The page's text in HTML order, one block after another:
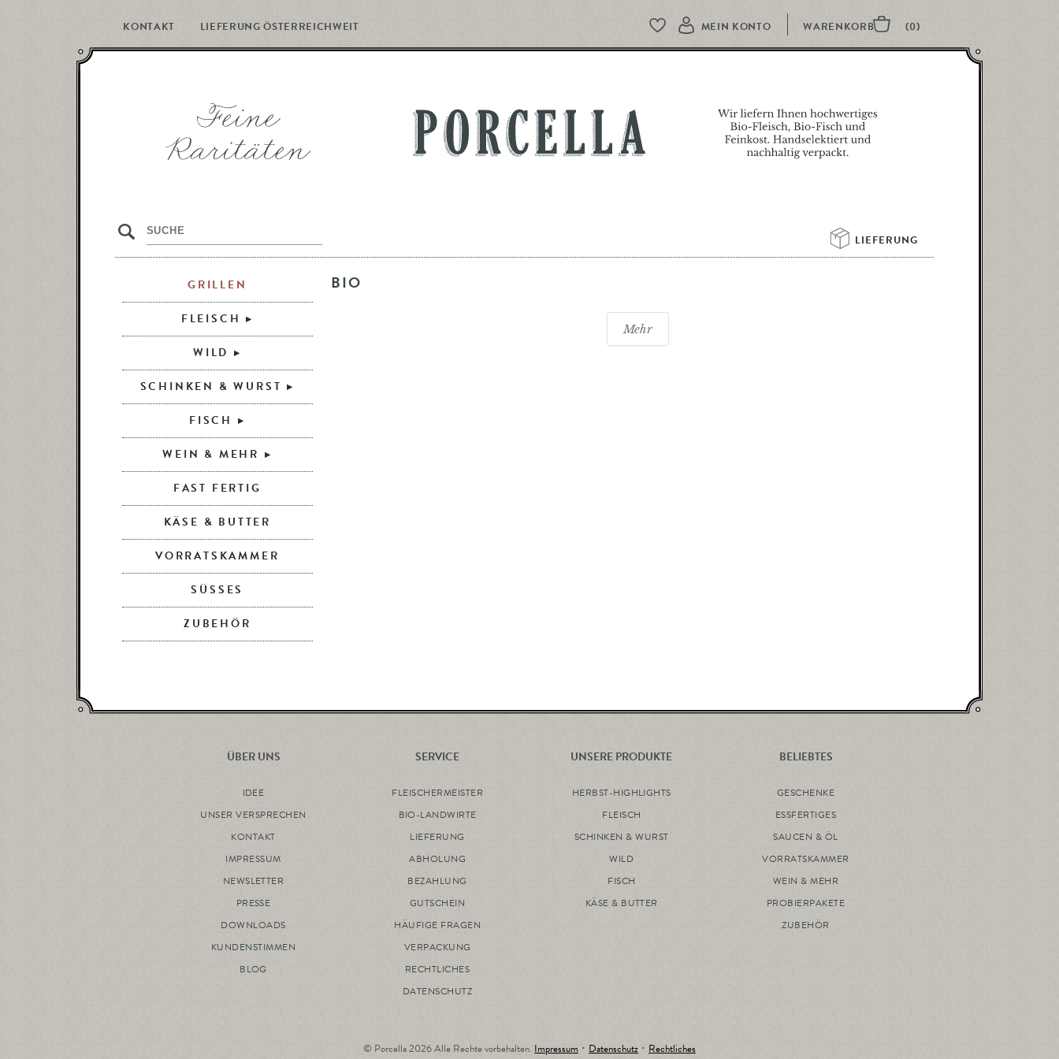
KONTAKT LIEFERUNG ÖSTERREICHWEIT
PORCELLA
MEIN KONTO
LIEFERUNG
s
BIO
Mehr
GRILLEN
FLEISCH
WILD
SCHINKEN & WURST
FISCH
WEIN & MEHR
FAST FERTIG
KÄSE & BUTTER
VORRATSKAMMER
SÜSSES
ZUBEHÖR
ÜBER UNS
IDEE
UNSER VERSPRECHEN
KONTAKT
IMPRESSUM
NEWSLETTER
PRESSE
DOWNLOADS
KUNDENSTIMMEN
BLOG
SERVICE
FLEISCHERMEISTER
BIO-LANDWIRTE
LIEFERUNG
ABHOLUNG
BEZAHLUNG
GUTSCHEIN
HÄUFIGE FRAGEN
VERPACKUNG
RECHTLICHES
DATENSCHUTZ
UNSERE PRODUKTE
HERBST-HIGHLIGHTS
FLEISCH
SCHINKEN & WURST
WILD
FISCH
KÄSE & BUTTER
BELIEBTES
GESCHENKE
ESSFERTIGES
SAUCEN & ÖL
VORRATSKAMMER
WEIN & MEHR
PROBIERPAKETE
ZUBEHÖR
© Porcella 2026 Alle Rechte vorbehalten. Impressum ･ Datenschutz ･ Rechtliches